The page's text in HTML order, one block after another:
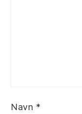
Navn *